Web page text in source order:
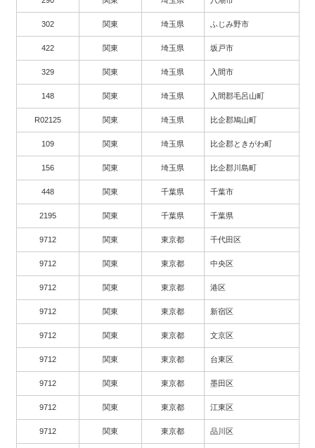
302 関東 埼玉県 ふじみ野市
422 関東 埼玉県 坂戸市
329 関東 埼玉県 入間市
148 関東 埼玉県 入間郡毛呂山町
R02125 関東 埼玉県 比企郡鳩山町
109 関東 埼玉県 比企郡ときがわ町
156 関東 埼玉県 比企郡川島町
448 関東 千葉県 千葉市
2195 関東 千葉県 千葉県
9712 関東 東京都 千代田区
9712 関東 東京都 中央区
9712 関東 東京都 港区
9712 関東 東京都 新宿区
9712 関東 東京都 文京区
9712 関東 東京都 台東区
9712 関東 東京都 墨田区
9712 関東 東京都 江東区
9712 関東 東京都 品川区